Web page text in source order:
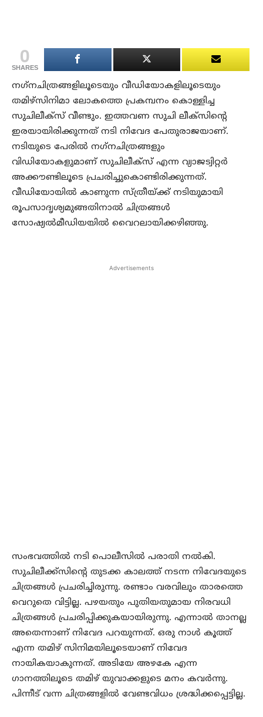
0
SHARES
നഗ്‌നചിത്രങ്ങളിലൂടെയും വീഡിയോകളിലൂടെയും
തമിഴ്സിനിമാ ലോകത്തെ പ്രകമ്പനം കൊള്ളിച്ച
സുചിലീക്സ് വീണ്ടും. ഇത്തവണ സുചി ലീക്‌സിന്റെ
ഇരയായിരിക്കുന്നത് നടി നിവേദ പേതുരാജയാണ്.
നടിയുടെ പേരില്‍ നഗ്‌നചിത്രങ്ങളും
വിഡിയോകളുമാണ് സുചിലീക്‌സ് എന്ന വ്യാജട്വിറ്റര്‍
അക്കൗണ്ടിലൂടെ പ്രചരിച്ചുകൊണ്ടിരിക്കുന്നത്.
വീഡിയോയില്‍ കാണുന്ന സ്ത്രീയ്ക്ക് നടിയുമായി
രൂപസാദൃശ്യമുങ്ങതിനാല്‍ ചിത്രങ്ങള്‍
സോഷ്യല്‍മീഡിയയില്‍ വൈറലായിക്കഴിഞ്ഞു.
Advertisements
സംഭവത്തില്‍ നടി പൊലീസില്‍ പരാതി നല്‍കി.
സുചിലീക്ക്സിന്റെ തുടക്ക കാലത്ത് നടന്ന നിവേദയുടെ
ചിത്രങ്ങള്‍ പ്രചരിച്ചിരുന്നു. രണ്ടാം വരവിലും താരത്തെ
വെറുതെ വിട്ടില്ല. പഴയതും പുതിയതുമായ നിരവധി
ചിത്രങ്ങള്‍ പ്രചരിപ്പിക്കുകയായിരുന്നു. എന്നാല്‍ താനല്ല
അതെന്നാണ് നിവേദ പറയുന്നത്. ഒരു നാള്‍ കൂത്ത്
എന്ന തമിഴ് സിനിമയിലൂടെയാണ് നിവേദ
നായികയാകുന്നത്. അടിയേ അഴകേ എന്ന
ഗാനത്തിലൂടെ തമിഴ് യുവാക്കളുടെ മനം കവര്‍ന്നു.
പിന്നീട് വന്ന ചിത്രങ്ങളില്‍ വേണ്ടവിധം ശ്രദ്ധിക്കപ്പെട്ടില്ല.